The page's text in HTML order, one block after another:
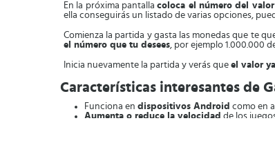
En la próxima pantallacoloca el número del
ella conseguirás un listado de varias opciones,
Comienza la partida y gasta las monedas que te
el número que tu desees, por ejemplo 1.000.000
Inicia nuevamente la partida y verás que el valor
Características interesantes de
Funciona en dispositivos Android como en
Aumenta o reduce la velocidad de los